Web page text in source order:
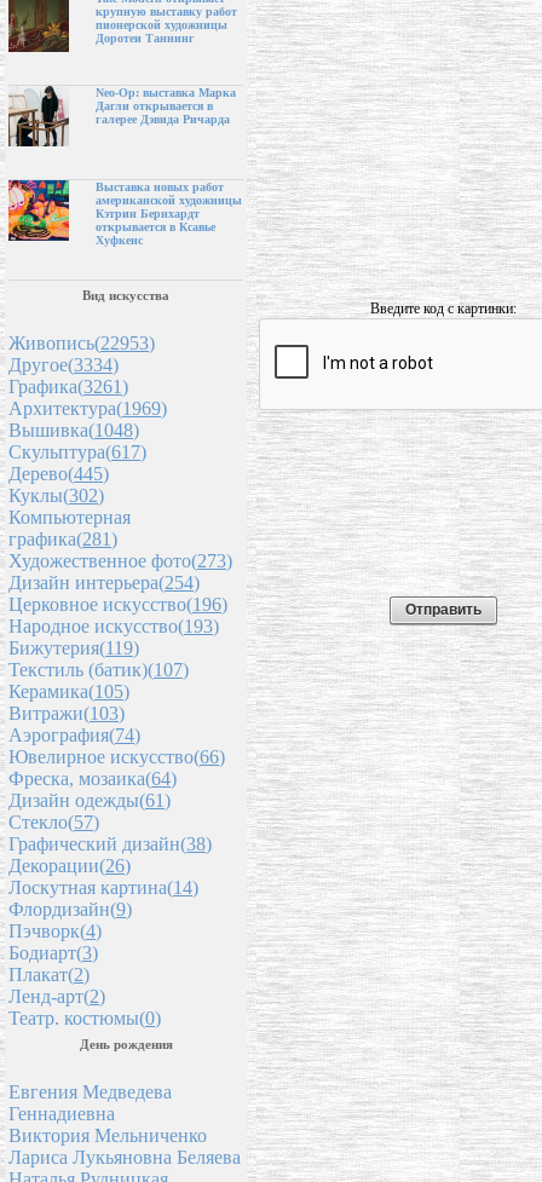
крупную выставку работ
пионерской художницы
Доротеи Таннинг
Neo-Op: выставка Марка
Дагли открывается в
галерее Дэвида Ричарда
Выставка новых работ
американской художницы
Кэтрин Бернхардт
открывается в Ксавье
Хуфкенс
Вид искусства
Живопись(22953)
Другое(3334)
Графика(3261)
Архитектура(1969)
Вышивка(1048)
Скульптура(617)
Дерево(445)
Куклы(302)
Компьютерная
графика(281)
Художественное фото(273)
Дизайн интерьера(254)
Церковное искусство(196)
Народное искусство(193)
Бижутерия(119)
Текстиль (батик)(107)
Керамика(105)
Витражи(103)
Аэрография(74)
Ювелирное искусство(66)
Фреска, мозаика(64)
Дизайн одежды(61)
Стекло(57)
Графический дизайн(38)
Декорации(26)
Лоскутная картина(14)
Флордизайн(9)
Пэчворк(4)
Бодиарт(3)
Плакат(2)
Ленд-арт(2)
Театр. костюмы(0)
День рождения
Евгения Медведева
Геннадиевна
Виктория Мельниченко
Лариса Лукьяновна Беляева
Введите код с картинки: